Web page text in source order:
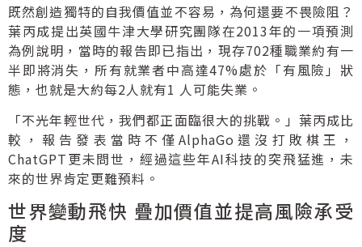
既然創造獨特的自我價值並不容易，為何還要不畏險阻？
葉丙成提出英國牛津大學研究團隊在2013年的一項預測
為例說明，當時的報告即已指出，現存702種職業約有一
半即將消失，所有就業者中高達47%處於「有風險」狀
態，也就是大約每2人就有1 人可能失業。
「不光年輕世代，我們都正面臨很大的挑戰。」葉丙成比
較，報告發表當時不僅AlphaGo還沒打敗棋王，
ChatGPT更未問世，經過這些年AI科技的突飛猛進，未
來的世界肯定更難預料。
世界變動飛快 疊加價值並提高風險承受
度